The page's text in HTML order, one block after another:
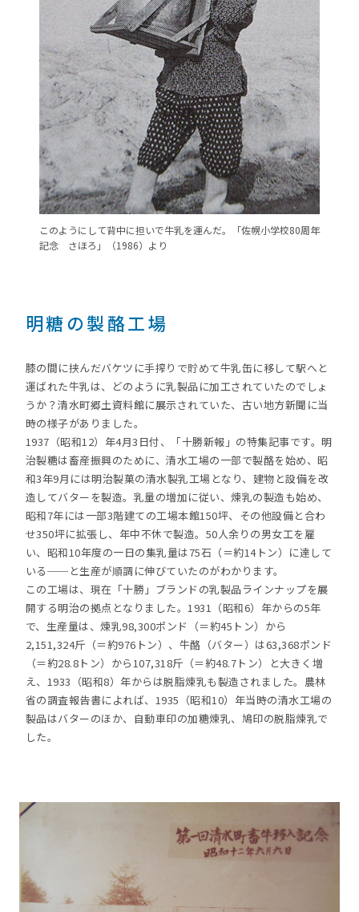
このようにして背中に担いで牛乳を運んだ。「佐幌小学校80周年
記念 さほろ」（1986）より
明糖の製酪工場
膝の間に挟んだバケツに手搾りで貯めて牛乳缶に移して駅へと
運ばれた牛乳は、どのように乳製品に加工されていたのでしょ
うか？清水町郷土資料館に展示されていた、古い地方新聞に当
時の様子がありました。
1937（昭和12）年4月3日付、「十勝新報」の特集記事です。明
治製糖は畜産振興のために、清水工場の一部で製酪を始め、昭
和3年9月には明治製菓の清水製乳工場となり、建物と設備を改
造してバターを製造。乳量の増加に従い、煉乳の製造も始め、
昭和7年には一部3階建ての工場本館150坪、その他設備と合わ
せ350坪に拡張し、年中不休で製造。50人余りの男女工を雇
い、昭和10年度の一日の集乳量は75石（＝約14トン）に達して
いる──と生産が順調に伸びていたのがわかります。
この工場は、現在「十勝」ブランドの乳製品ラインナップを展
開する明治の拠点となりました。1931（昭和6）年からの5年
で、生産量は、煉乳98,300ポンド（＝約45トン）から
2,151,324斤（＝約976トン）、牛酪（バター）は63,368ポンド
（＝約28.8トン）から107,318斤（＝約48.7トン）と大きく増
え、1933（昭和8）年からは脱脂煉乳も製造されました。農林
省の調査報告書によれば、1935（昭和10）年当時の清水工場の
製品はバターのほか、自動車印の加糖煉乳、鳩印の脱脂煉乳で
した。